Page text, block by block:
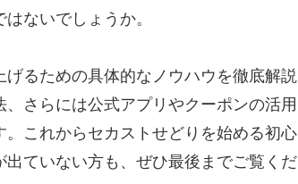
ないでしょうか。
るための具体的なノウハウを徹底解説
さらには公式アプリやクーポンの活用
これからセカストせどりを始める初心
ていない方も、ぜひ最後までご覧くだ